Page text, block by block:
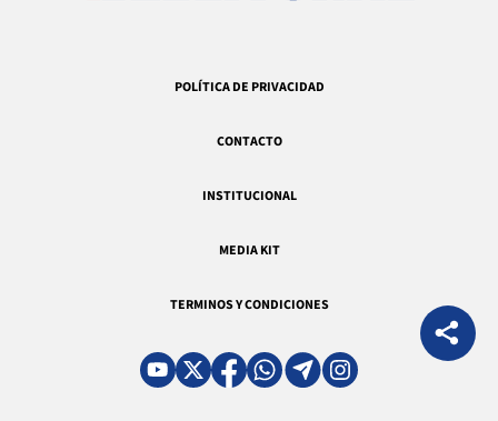
POLÍTICA DE PRIVACIDAD
CONTACTO
INSTITUCIONAL
MEDIA KIT
TERMINOS Y CONDICIONES